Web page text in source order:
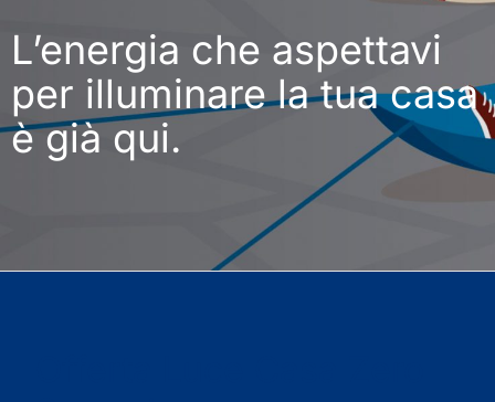
L’energia che aspettavi
per illuminare la tua casa
è già qui.